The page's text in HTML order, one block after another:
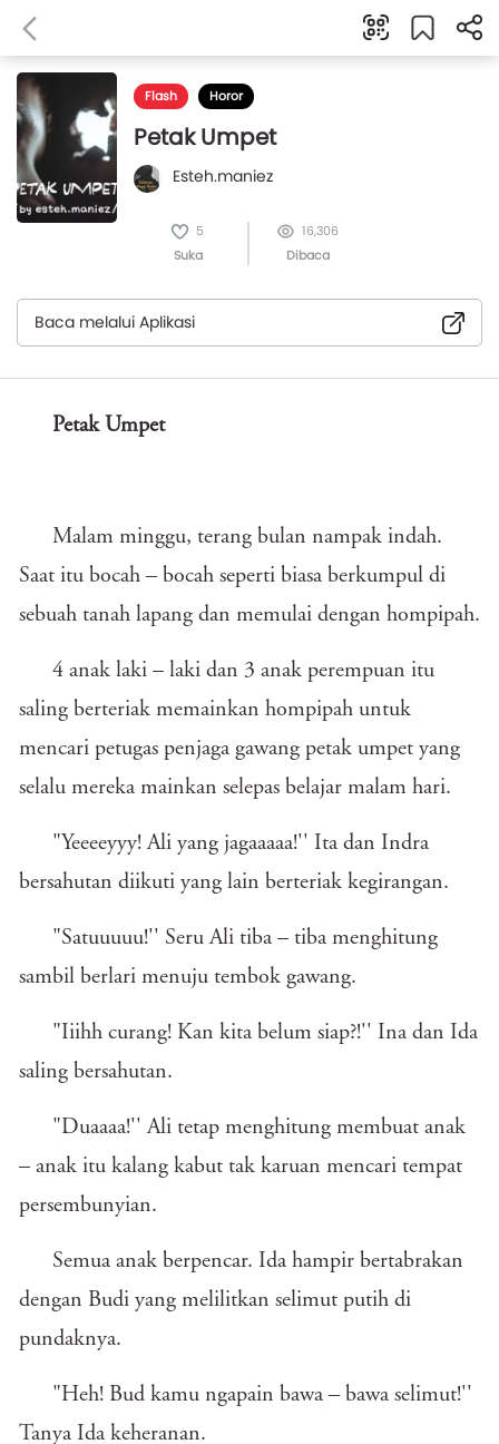
Flash Horor
Petak Umpet
Esteh.maniez
5
Suka
16,306
Dibaca
Baca melalui Aplikasi
Petak Umpet
Malam minggu, terang bulan nampak indah.
Saat itu bocah – bocah seperti biasa berkumpul di
sebuah tanah lapang dan memulai dengan hompipah.
4 anak laki – laki dan 3 anak perempuan itu
saling berteriak memainkan hompipah untuk
mencari petugas penjaga gawang petak umpet yang
selalu mereka mainkan selepas belajar malam hari.
"Yeeeeyyy! Ali yang jagaaaaa!'' Ita dan Indra
bersahutan diikuti yang lain berteriak kegirangan.
"Satuuuuu!'' Seru Ali tiba – tiba menghitung
sambil berlari menuju tembok gawang.
"Iiihh curang! Kan kita belum siap?!'' Ina dan Ida
saling bersahutan.
"Duaaaa!'' Ali tetap menghitung membuat anak
– anak itu kalang kabut tak karuan mencari tempat
persembunyian.
Semua anak berpencar. Ida hampir bertabrakan
dengan Budi yang melilitkan selimut putih di
pundaknya.
"Heh! Bud kamu ngapain bawa – bawa selimut!''
Tanya Ida keheranan.